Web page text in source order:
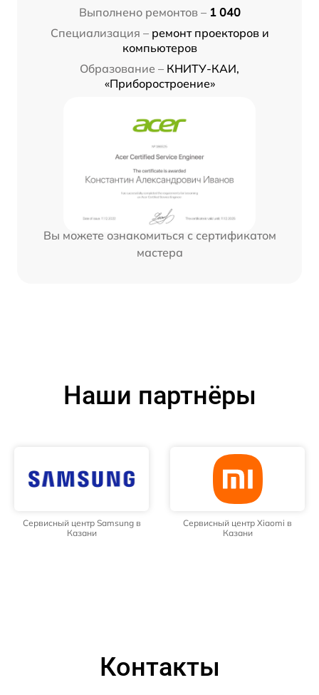
Выполнено ремонтов – 1 040
Специализация – ремонт проекторов и
компьютеров
Образование – КНИТУ-КАИ,
«Приборостроение»
Вы можете ознакомиться с сертификатом
мастера
Наши партнёры
Сервисный центр Samsung в
Казани
Сервисный центр Xiaomi в
Казани
Контакты